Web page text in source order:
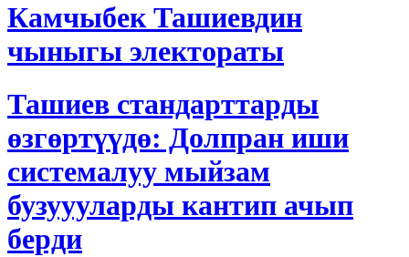
Камчыбек Ташиевдин
чыныгы электораты
Ташиев стандарттарды
өзгөртүүдө: Долпран иши
системалуу мыйзам
бузуууларды кантип ачып
берди